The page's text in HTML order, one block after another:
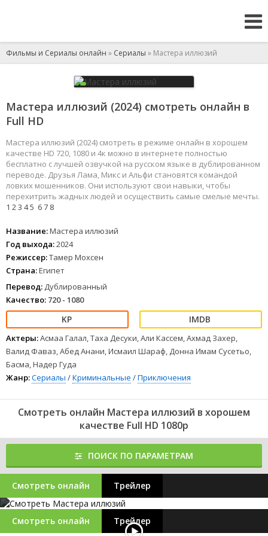
Фильмы и Сериалы онлайн » Сериалы » Мастера иллюзий
Мастера иллюзий (2024) смотреть онлайн в
Full HD
Мастера иллюзий (2024) смотреть в режиме онлайн в хорошем
качестве HD 720, 1080 и 4к можно в интернете полностью
бесплатно с лучшей озвучкой на русском языке в дублированном
переводе. Друзья Лама, Микс и Альфи становятся командой
ловких мошенников. Они используют свои навыки, чтобы
перехитрить жадных людей и осуществить самые смелые мечты.
1 23 45 67 8
Название:Мастера иллюзий
Год выхода:2024
Режиссер:Тамер Мохсен
Страна:Египет
Перевод: Дублированный
Качество: 720 - 1080
Актеры:Асмаа Галал, Таха Десуки, Али Кассем, Ахмад Захер,
Валид Фаваз, Абед Анани, Исмаил Шараф, Донна Имам Сусетьо,
Басма, Надер Гуда
Жанр:Сериалы /Криминальные /Приключения
Смотреть онлайн Мастера иллюзий в хорошем
качестве Full HD 1080p
ПОИСК ПО ПАРАМЕТРАМ
Смотреть онлайн Трейлер
Смотреть онлайн Трейлер